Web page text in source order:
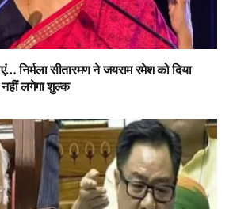
निर्मला सीतारमण ने जयराम रमेश को दिया
नहीं लगेगा शुल्क